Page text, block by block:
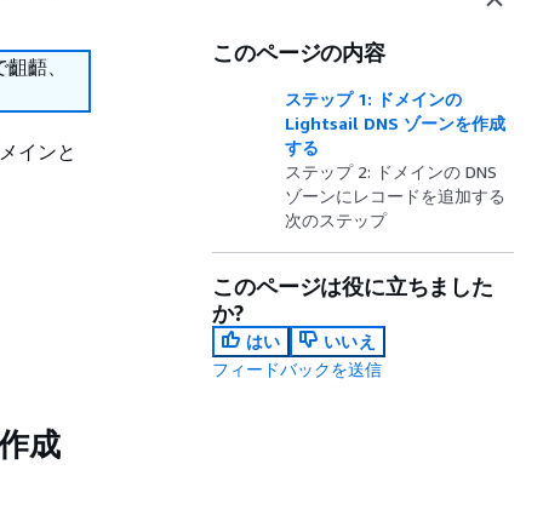
齬、
インと
成
このページの内容
ステップ 1: ドメインの
Lightsail DNS ゾーンを作成
する
ステップ 2: ドメインの DNS
ゾーンにレコードを追加する
次のステップ
このページは役に立ちました
か?
はい
いいえ
フィードバックを送信